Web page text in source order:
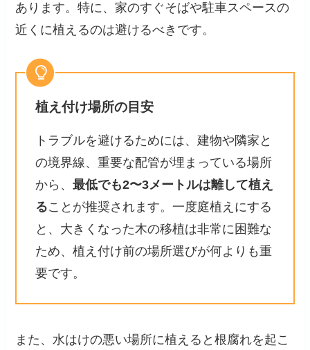
あります。特に、家のすぐそばや駐車スペースの
近くに植えるのは避けるべきです。
植え付け場所の目安
トラブルを避けるためには、建物や隣家と
の境界線、重要な配管が埋まっている場所
から、最低でも2〜3メートルは離して植え
ることが推奨されます。一度庭植えにする
と、大きくなった木の移植は非常に困難な
ため、植え付け前の場所選びが何よりも重
要です。
また、水はけの悪い場所に植えると根腐れを起こ